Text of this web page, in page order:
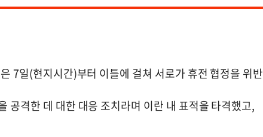
7일(현지시간)부터 이틀에 걸쳐 서로가 휴전 협정을 위반
격한 데 대한 대응 조치라며 이란 내 표적을 타격했고,